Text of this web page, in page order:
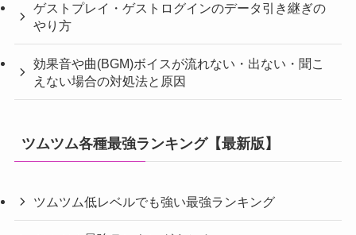
ゲストプレイ・ゲストログインのデータ引き継ぎの
やり方
効果音や曲(BGM)ボイスが流れない・出ない・聞こ
えない場合の対処法と原因
ツムツム各種最強ランキング【最新版】
ツムツム低レベルでも強い最強ランキング